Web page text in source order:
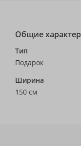
Общие
Тип
Подарок
Ширина
150 см